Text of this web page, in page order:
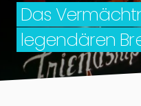
Das
legendären